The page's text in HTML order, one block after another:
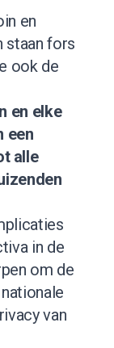
en
staan fors
ook de
en elke
een
alle
in de
om de
van